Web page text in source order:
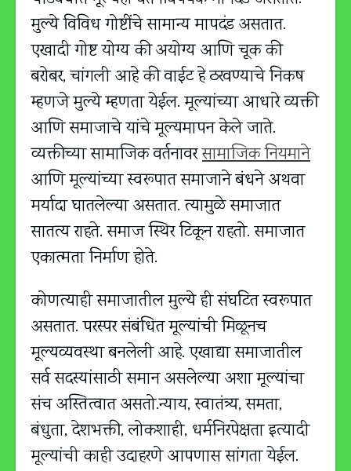
मुल्ये विविध गोष्टींचे सामान्य मापदंड असतात.
एखादी गोष्ट योग्य की अयोग्य आणि चूक की
बरोबर, चांगली आहे की वाईट हे ठरवण्याचे निकष
म्हणजे मुल्ये म्हणता येईल. मूल्यांच्या आधारे व्यक्ती
आणि समाजाचे यांचे मूल्यमापन केले जाते.
व्यक्तीच्या सामाजिक वर्तनावरसामाजिक नियमाने
आणि मूल्यांच्या स्वरूपात समाजाने बंधने अथवा
मर्यादा घातलेल्या असतात. त्यामुळे समाजात
सातत्य राहते. समाज स्थिर टिकून राहतो. समाजात
एकात्मता निर्माण होते.
कोणत्याही समाजातील मुल्ये ही संघटित स्वरूपात
असतात. परस्पर संबंधित मूल्यांची मिळूनच
मूल्यव्यवस्था बनलेली आहे. एखाद्या समाजातील
सर्व सदस्यांसाठी समान असलेल्या अशा मूल्यांचा
संच अस्तित्वात असतो.न्याय, स्वातंत्र्य, समता,
बंधुता, देशभक्ती, लोकशाही, धर्मनिरपेक्षता इत्यादी
मूल्यांची काही उदाहरणे आपणास सांगता येईल.